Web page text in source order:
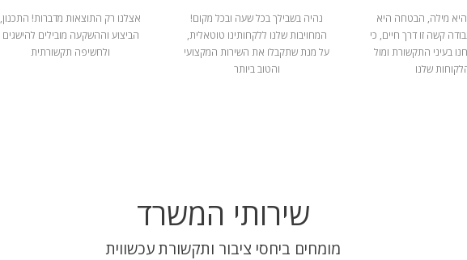
היא מילה, הבטחה היא
קשה זו דרך חיים, כי
בעיני התקשורת ומול
שלנו
נהיה בשבילך בכל שעה ובכל מקום!
המחויבות שלנו ללקחותינו טוטאלית,
על מנת שתקבלו את השירות המקצועי
והטוב ביותר
אצלנו רק התוצאות מדברות! התכנון,
הביצוע וההשקעה מובילים להישגים
ולחשיפה תקשורתית
שירותי המשרד
מומחים ביחסי ציבור ותקשורת עכשווית